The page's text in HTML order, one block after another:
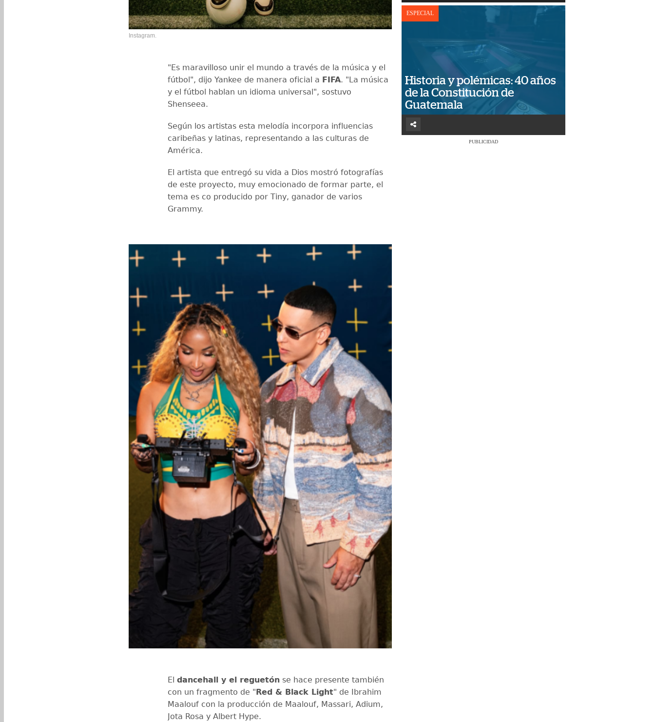
Instagram.
"Es maravilloso unir el mundo a través de la música y el
fútbol", dijo Yankee de manera oficial a FIFA. "La música
y el fútbol hablan un idioma universal", sostuvo
Shenseea.
Según los artistas esta melodía incorpora influencias
caribeñas y latinas, representando a las culturas de
América.
El artista que entregó su vida a Dios mostró fotografías
de este proyecto, muy emocionado de formar parte, el
tema es co producido por Tiny, ganador de varios
Grammy.
El dancehall y el reguetón se hace presente también
con un fragmento de " Red & Black Light" de Ibrahim
Maalouf con la producción de Maalouf, Massari, Adium,
Jota Rosa y Albert Hype.
ESPECIAL
Historia y polémicas: 40 años
de la Constitución de
Guatemala
PUBLICIDAD